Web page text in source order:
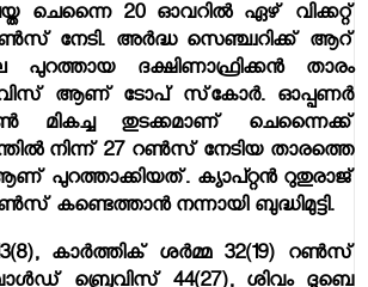
ചെന്നൈ 20 ഓവറില്‍ ഏഴ് വിക്കറ്റ്
നേടി. അര്‍ദ്ധ സെഞ്ച്വറിക്ക് ആറ്
ദക്ഷിണാഫ്രിക്കന്‍ താരം
ആണ് ടോപ് സ്‌കോര്‍. ഓപ്പണര്‍
തുടക്കമാണ് ചെന്നൈക്ക്
നിന്ന് 27 റണ്‍സ് നേടിയ താരത്തെ
പുറത്താക്കിയത്. ക്യാപ്റ്റന്‍ റുതുരാജ്
കണ്ടെത്താന്‍ നന്നായി ബുദ്ധിമുട്ടി.
കാര്‍ത്തിക് ശര്‍മ്മ 32(19) റണ്‍സ്